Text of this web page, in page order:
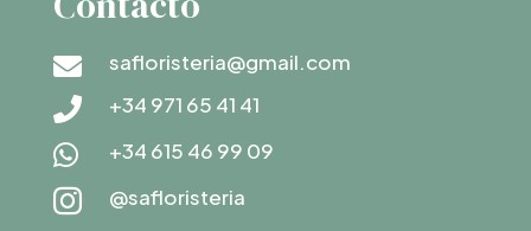
 safloristeria@gmail.com
 +34 971 65 41 41
 +34 615 46 99 09
 @safloristeria